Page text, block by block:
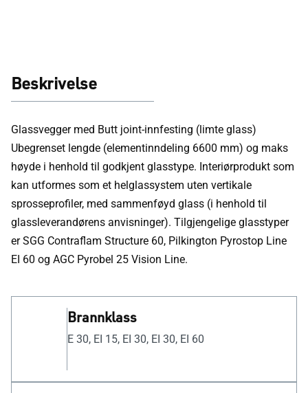
Beskrivelse
Glassvegger med Butt joint-innfesting (limte glass)
Ubegrenset lengde (elementinndeling 6600 mm) og maks
høyde i henhold til godkjent glasstype. Interiørprodukt som
kan utformes som et helglassystem uten vertikale
sprosseprofiler, med sammenføyd glass (i henhold til
glassleverandørens anvisninger). Tilgjengelige glasstyper
er SGG Contraflam Structure 60, Pilkington Pyrostop Line
EI 60 og AGC Pyrobel 25 Vision Line.
Brannklass
E 30, EI 15, EI 30, EI 30, EI 60